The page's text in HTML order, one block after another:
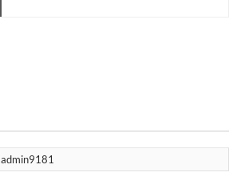
admin9181